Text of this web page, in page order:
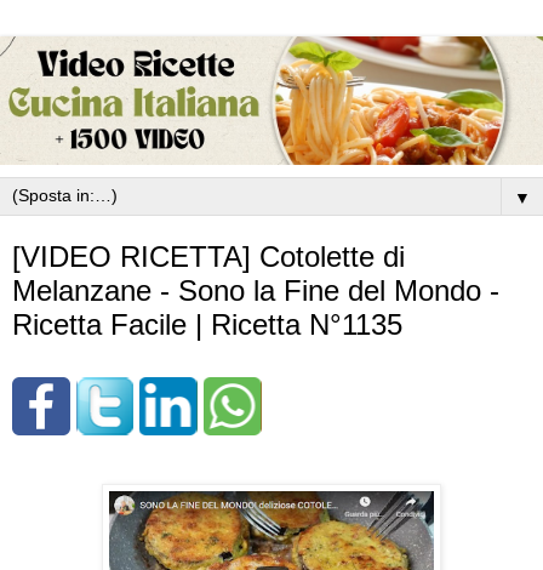
▼
[VIDEO RICETTA] Cotolette di
Melanzane - Sono la Fine del Mondo -
Ricetta Facile | Ricetta N°1135